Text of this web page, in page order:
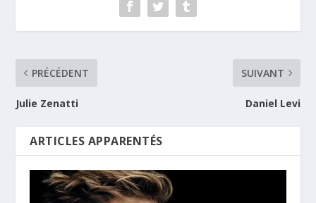
PRÉCÉDENT
Julie Zenatti
SUIVANT
Daniel Levi
ARTICLES APPARENTÉS